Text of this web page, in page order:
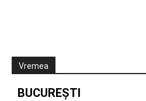
Vremea
BUCUREȘTI